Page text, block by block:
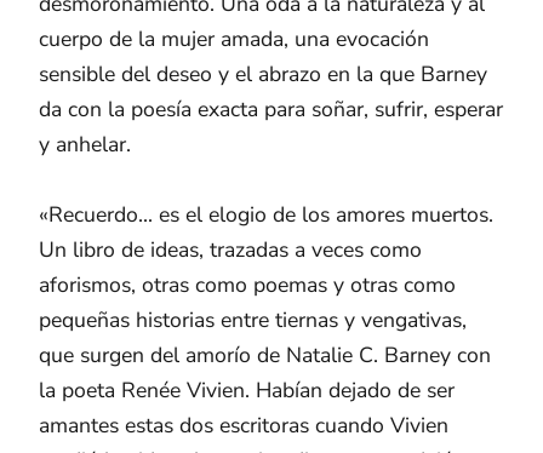
cuerpo de la mujer amada, una evocación
sensible del deseo y el abrazo en la que Barney
da con la poesía exacta para soñar, sufrir, esperar
y anhelar.
«Recuerdo... es el elogio de los amores muertos.
Un libro de ideas, trazadas a veces como
aforismos, otras como poemas y otras como
pequeñas historias entre tiernas y vengativas,
que surgen del amorío de Natalie C. Barney con
la poeta Renée Vivien. Habían dejado de ser
amantes estas dos escritoras cuando Vivien